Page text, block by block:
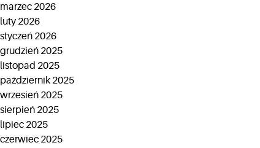
marzec 2026
luty 2026
styczeń 2026
grudzień 2025
listopad 2025
październik 2025
wrzesień 2025
sierpień 2025
lipiec 2025
czerwiec 2025